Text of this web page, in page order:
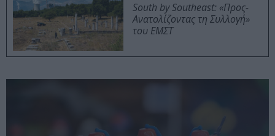
South by Southeast: «Προς-
Ανατολίζοντας τη Συλλογή»
του ΕΜΣΤ